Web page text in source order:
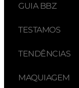
GUIA BBZ
TESTAMOS
TENDÊNCIAS
MAQUIAGEM